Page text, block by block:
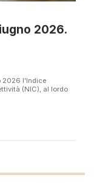
2026.
l’Indice
(NIC), al lordo